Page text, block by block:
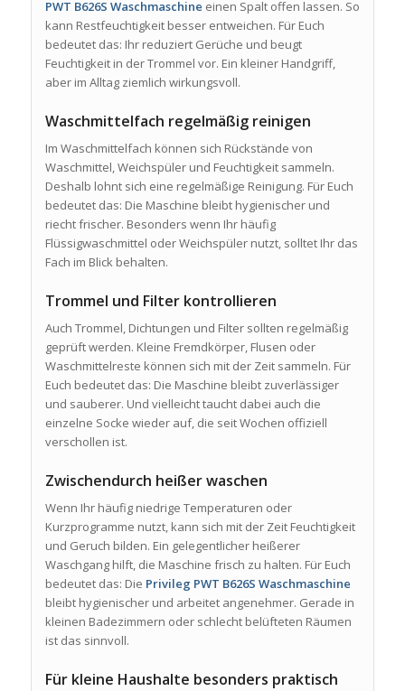
PWT B626S Waschmaschine einen Spalt offen lassen. So
kann Restfeuchtigkeit besser entweichen. Für Euch
bedeutet das: Ihr reduziert Gerüche und beugt
Feuchtigkeit in der Trommel vor. Ein kleiner Handgriff,
aber im Alltag ziemlich wirkungsvoll.
Waschmittelfach regelmäßig reinigen
Im Waschmittelfach können sich Rückstände von
Waschmittel, Weichspüler und Feuchtigkeit sammeln.
Deshalb lohnt sich eine regelmäßige Reinigung. Für Euch
bedeutet das: Die Maschine bleibt hygienischer und
riecht frischer. Besonders wenn Ihr häufig
Flüssigwaschmittel oder Weichspüler nutzt, solltet Ihr das
Fach im Blick behalten.
Trommel und Filter kontrollieren
Auch Trommel, Dichtungen und Filter sollten regelmäßig
geprüft werden. Kleine Fremdkörper, Flusen oder
Waschmittelreste können sich mit der Zeit sammeln. Für
Euch bedeutet das: Die Maschine bleibt zuverlässiger
und sauberer. Und vielleicht taucht dabei auch die
einzelne Socke wieder auf, die seit Wochen offiziell
verschollen ist.
Zwischendurch heißer waschen
Wenn Ihr häufig niedrige Temperaturen oder
Kurzprogramme nutzt, kann sich mit der Zeit Feuchtigkeit
und Geruch bilden. Ein gelegentlicher heißerer
Waschgang hilft, die Maschine frisch zu halten. Für Euch
bedeutet das: Die Privileg PWT B626S Waschmaschine
bleibt hygienischer und arbeitet angenehmer. Gerade in
kleinen Badezimmern oder schlecht belüfteten Räumen
ist das sinnvoll.
Für kleine Haushalte besonders praktisch